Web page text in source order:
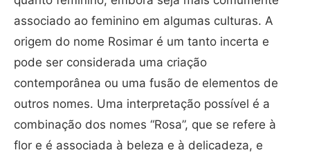
associado ao feminino em algumas culturas. A
origem do nome Rosimar é um tanto incerta e
pode ser considerada uma criação
contemporânea ou uma fusão de elementos de
outros nomes. Uma interpretação possível é a
combinação dos nomes “Rosa”, que se refere à
flor e é associada à beleza e à delicadeza, e